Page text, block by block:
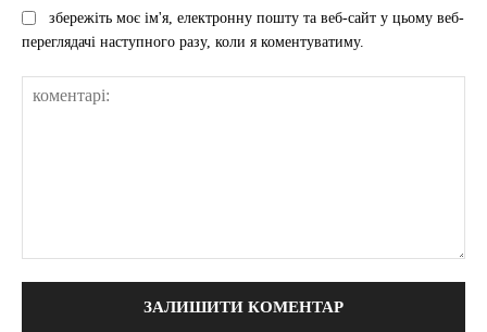
збережіть моє ім'я, електронну пошту та веб-сайт у цьому веб-
переглядачі наступного разу, коли я коментуватиму.